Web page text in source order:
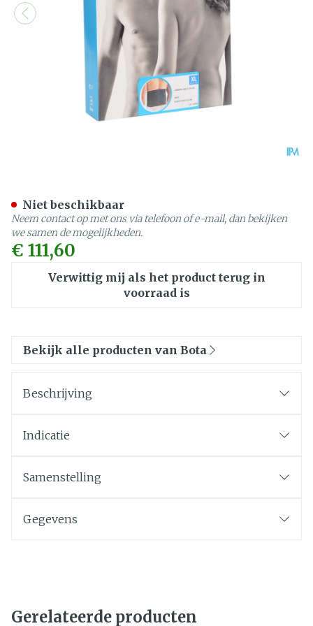
€ 111,60
Verwittig mij als het product terug in
voorraad is
Niet beschikbaar
Neem contact op met ons via telefoon of e-mail, dan bekijken
we samen de mogelijkheden.
Bekijk alle producten van Bota
Beschrijving
Indicatie
Samenstelling
Gegevens
Gerelateerde producten